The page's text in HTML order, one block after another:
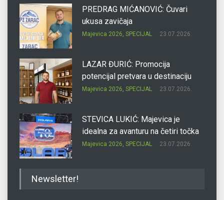
PREDRAG MIĆANOVIĆ: Čuvari
ukusa zavičaja
Majevica 2026, SPECIJAL 23.07.2026.
LAZAR ĐURIĆ: Promocija
potencijal pretvara u destinaciju
Majevica 2026, SPECIJAL 23.07.2026.
STEVICA LUKIĆ: Majevica je
idealna za avanturu na četiri točka
Majevica 2026, SPECIJAL 23.07.2026.
Newsletter!